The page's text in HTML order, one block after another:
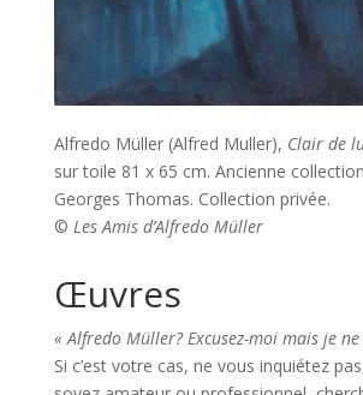
Alfredo Müller (Alfred Muller), Clair de
sur toile 81 x 65 cm. Ancienne
Georges Thomas. Collection privée.
© Les Amis d’Alfredo Müller
Œuvres
« Alfredo Müller? Excusez-moi mais je
Si c’est votre cas, ne vous inquiétez